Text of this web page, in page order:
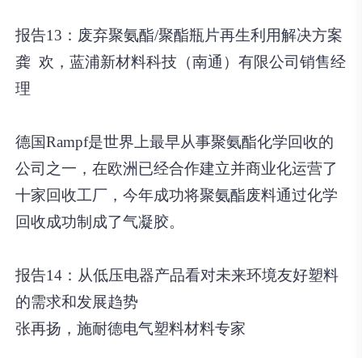
报告13：废弃聚氨酯/聚酯瓶片再生利用解决方案
龚 欢，蓝浦新材料科技（南通）有限公司销售经
理
德国Rampf是世界上最早从事聚氨酯化学回收的
公司之一，在欧洲已经合作建立并商业化运营了
十家回收工厂，今年成功将聚氨酯废料通过化学
回收成功制成了气凝胶。
报告14：从低压电器产品看对未来环境友好塑料
的需求和发展趋势
张再扬，施耐德电气塑料材料专家